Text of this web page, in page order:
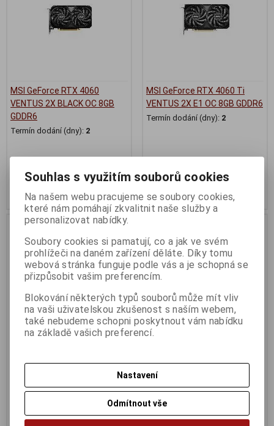
MSI GeForce RTX 4060
VENTUS 2X BLACK OC 8GB
GDDR6
Termín dodání (dny): 2
7 083 Kč (bez DPH:)
Koupit
MSI GeForce RTX 4060 Ti
VENTUS 2X E1 OC 8GB GDDR6
Termín dodání (dny): 2
9 223 Kč (bez DPH:)
Koupit
Termín dodání (dny):3
1 001 Kč (bez DPH:)
SLIM/Gaming/8GB/GDDR6
Termín dodání (dny):
12 133 Kč
10 027 Kč (bez DPH:)
Souhlas s využitím souborů cookies
Na našem webu pracujeme se soubory cookies,
které nám pomáhají zkvalitnit naše služby a
personalizovat nabídky.
Soubory cookies si pamatují, co a jak ve svém
prohlížeči na daném zařízení děláte. Díky tomu
webová stránka funguje podle vás a je schopná se
přizpůsobit vašim preferencím.
Blokování některých typů souborů může mít vliv
na vaši uživatelskou zkušenost s naším webem,
také nebudeme schopni poskytnout vám nabídku
na základě vašich preferencí.
Nastavení
Odmítnout vše